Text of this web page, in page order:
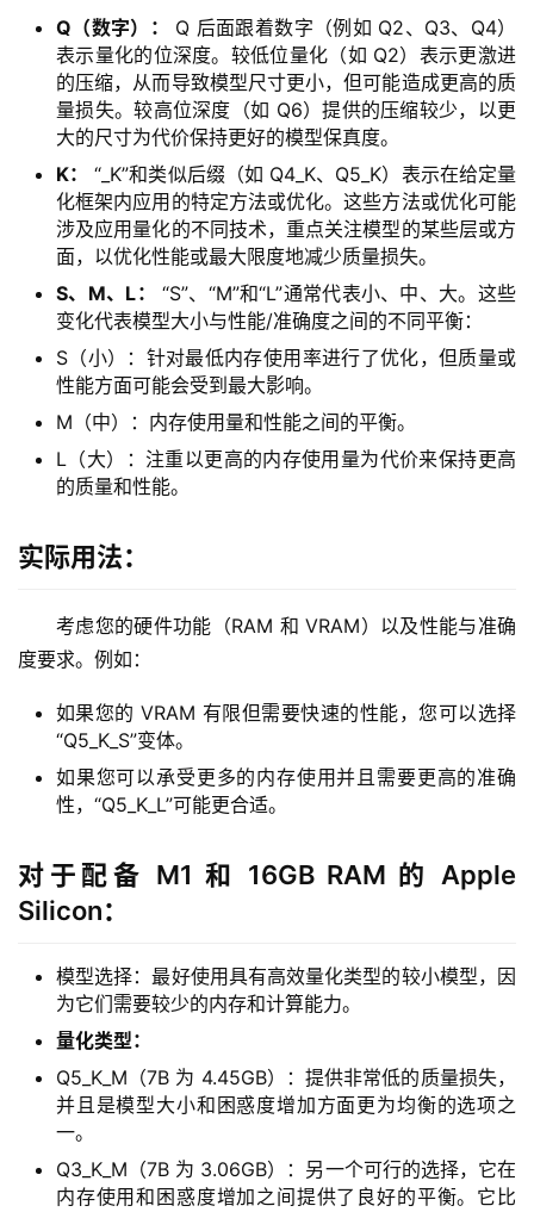
Q（数字）：
Q 后面跟着数字（例如 Q2、Q3、Q4）
表示量化的位深度。较低位量化（如 Q2）表示更激进
的压缩，从而导致模型尺寸更小，但可能造成更高的质
量损失。较高位深度（如 Q6）提供的压缩较少，以更
大的尺寸为代价保持更好的模型保真度。
K：
“_K”和类似后缀（如 Q4_K、Q5_K）表示在给定量
化框架内应用的特定方法或优化。这些方法或优化可能
涉及应用量化的不同技术，重点关注模型的某些层或方
面，以优化性能或最大限度地减少质量损失。
S、M、L：
“S”、“M”和“L”通常代表小、中、大。这些
变化代表模型大小与性能/准确度之间的不同平衡：
S（小）：针对最低内存使用率进行了优化，但质量或
性能方面可能会受到最大影响。
M（中）：内存使用量和性能之间的平衡。
L（大）：注重以更高的内存使用量为代价来保持更高
的质量和性能。
实际用法：
考虑您的硬件功能（RAM 和 VRAM）以及性能与准确
度要求。例如：
如果您的 VRAM 有限但需要快速的性能，您可以选择
“Q5_K_S”变体。
如果您可以承受更多的内存使用并且需要更高的准确
性，“Q5_K_L”可能更合适。
对于配备 M1 和 16GB RAM 的 Apple
Silicon：
模型选择：最好使用具有高效量化类型的较小模型，因
为它们需要较少的内存和计算能力。
量化类型：
Q5_K_M（7B 为 4.45GB）：提供非常低的质量损失，
并且是模型大小和困惑度增加方面更为均衡的选项之
一。
Q3_K_M（7B 为 3.06GB）：另一个可行的选择，它在
内存使用和困惑度增加之间提供了良好的平衡。它比